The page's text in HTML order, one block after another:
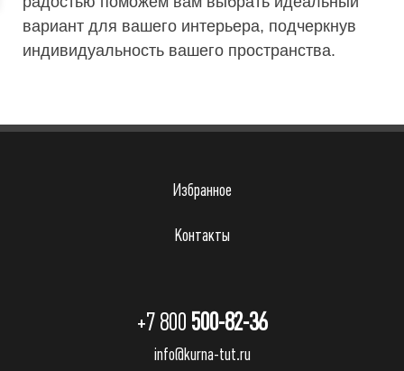
вариант для вашего интерьера, подчеркнув
индивидуальность вашего пространства.
Избранное
Контакты
+7 800 500-82-36
info@kurna-tut.ru